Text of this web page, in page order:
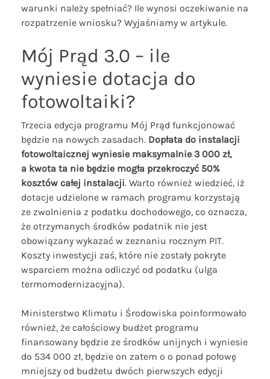
warunki należy spełniać? Ile wynosi oczekiwanie na
rozpatrzenie wniosku? Wyjaśniamy w artykule.
Mój Prąd 3.0 – ile
wyniesie dotacja do
fotowoltaiki?
Trzecia edycja programu Mój Prąd funkcjonować
będzie na nowych zasadach. Dopłata do instalacji
fotowoltaicznej wyniesie maksymalnie 3 000 zł,
a kwota ta nie będzie mogła przekroczyć 50%
kosztów całej instalacji. Warto również wiedzieć, iż
dotacje udzielone w ramach programu korzystają
ze zwolnienia z podatku dochodowego, co oznacza,
że otrzymanych środków podatnik nie jest
obowiązany wykazać w zeznaniu rocznym PIT.
Koszty inwestycji zaś, które nie zostały pokryte
wsparciem można odliczyć od podatku (ulga
termomodernizacyjna).
Ministerstwo Klimatu i Środowiska poinformowało
również, że całościowy budżet programu
finansowany będzie ze środków unijnych i wyniesie
do 534 000 zł, będzie on zatem o o ponad połowę
mniejszy od budżetu dwóch pierwszych edycji